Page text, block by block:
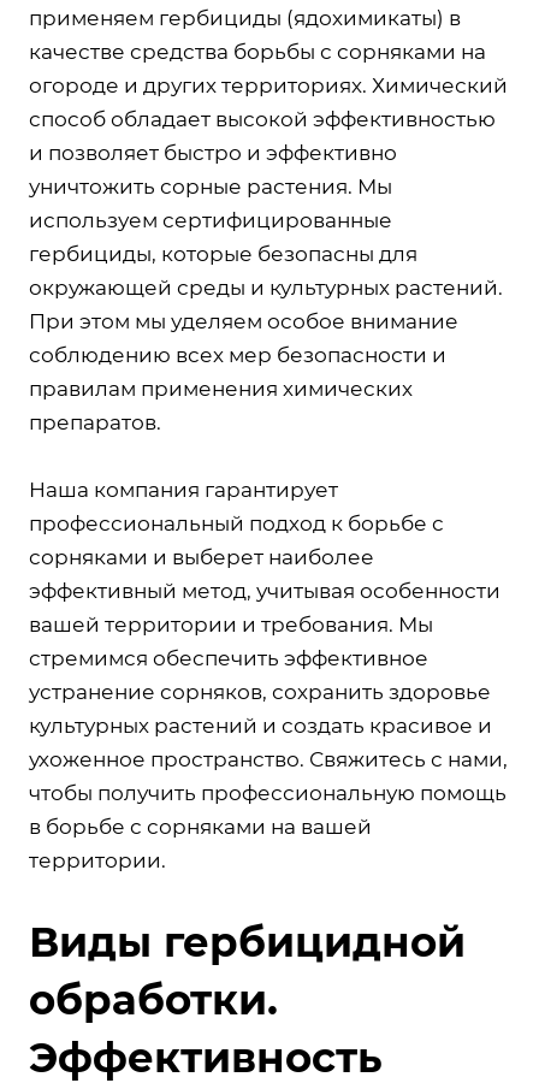
применяем гербициды (ядохимикаты) в
качестве средства борьбы с сорняками на
огороде и других территориях. Химический
способ обладает высокой эффективностью
и позволяет быстро и эффективно
уничтожить сорные растения. Мы
используем сертифицированные
гербициды, которые безопасны для
окружающей среды и культурных растений.
При этом мы уделяем особое внимание
соблюдению всех мер безопасности и
правилам применения химических
препаратов.
Наша компания гарантирует
профессиональный подход к борьбе с
сорняками и выберет наиболее
эффективный метод, учитывая особенности
вашей территории и требования. Мы
стремимся обеспечить эффективное
устранение сорняков, сохранить здоровье
культурных растений и создать красивое и
ухоженное пространство. Свяжитесь с нами,
чтобы получить профессиональную помощь
в борьбе с сорняками на вашей
территории.
Виды гербицидной
обработки.
Эффективность